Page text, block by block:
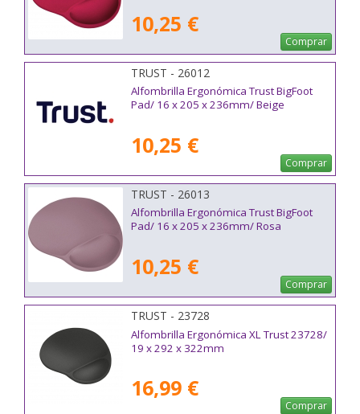
10,25 €
Comprar
TRUST - 26012
Alfombrilla Ergonómica Trust BigFoot
Pad/ 16 x 205 x 236mm/ Beige
10,25 €
Comprar
TRUST - 26013
Alfombrilla Ergonómica Trust BigFoot
Pad/ 16 x 205 x 236mm/ Rosa
10,25 €
Comprar
TRUST - 23728
Alfombrilla Ergonómica XL Trust 23728/
19 x 292 x 322mm
16,99 €
Comprar